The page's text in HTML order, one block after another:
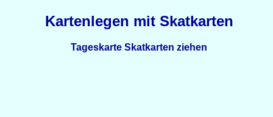
Kartenlegen mit Skatkarten
Tageskarte Skatkarten ziehen